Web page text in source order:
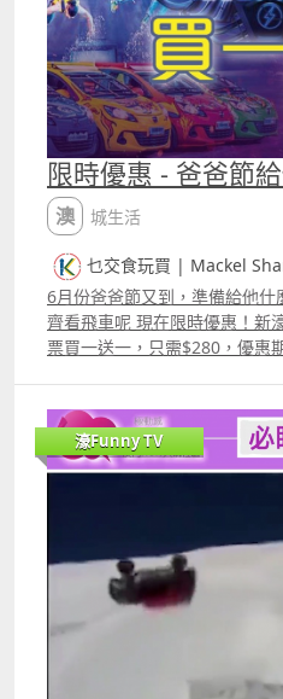
限時優惠 - 爸爸節
澳城生活
乜交食玩買 | Mackel
6月份爸爸節又到，準備給他
齊看飛車呢 現在限時優惠！新
票買一送一，只需$280，優惠
多片段：
濠Funny TV